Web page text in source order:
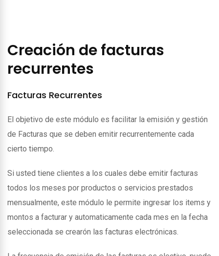
Creación de facturas
recurrentes
Facturas Recurrentes
El objetivo de este módulo es facilitar la emisión y gestión
de Facturas que se deben emitir recurrentemente cada
cierto tiempo.
Si usted tiene clientes a los cuales debe emitir facturas
todos los meses por productos o servicios prestados
mensualmente, este módulo le permite ingresar los items y
montos a facturar y automaticamente cada mes en la fecha
seleccionada se crearón las facturas electrónicas.